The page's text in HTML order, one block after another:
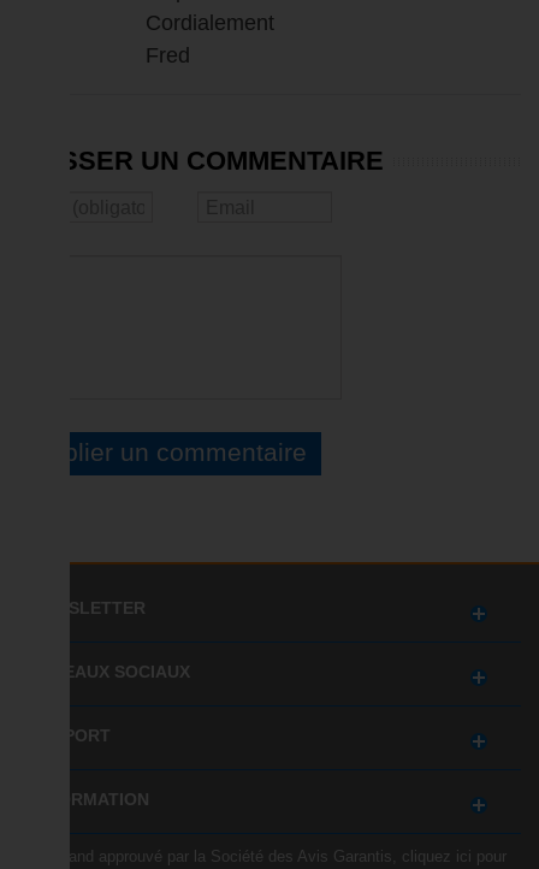
Cordialement
Fred
LAISSER UN COMMENTAIRE
NEWSLETTER
RÉSEAUX SOCIAUX
SUPPORT
INFORMATION
Marchand approuvé par la Société des Avis Garantis, cliquez ici pour